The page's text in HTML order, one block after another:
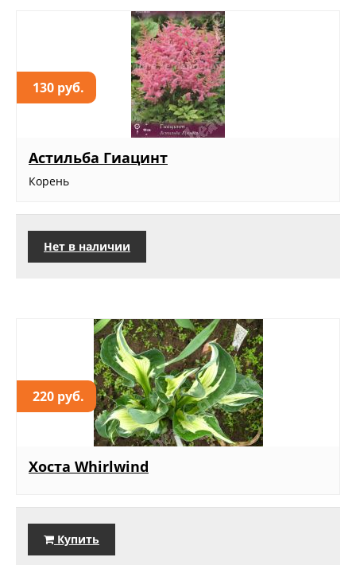
130 руб.
Астильба Гиацинт
Корень
Нет в наличии
220 руб.
Хоста Whirlwind
Купить